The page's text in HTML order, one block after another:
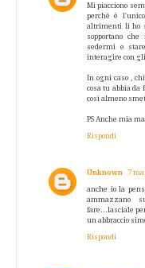
Mi piacciono
perché è
altrimenti li ho
sopportano
sedermi e
interagire con
In ogni caso ,
cosa tu abbia da
così almeno
PS Anche mia
Rispondi
Unknown 7
anche io la
ammazzano
fare...lasciale
un abbraccio
Rispondi